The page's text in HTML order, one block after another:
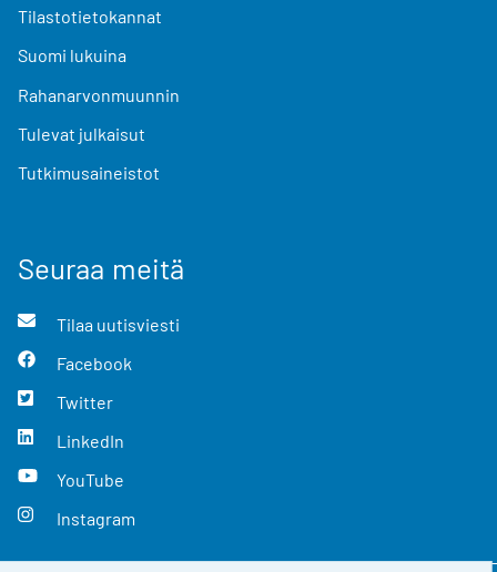
Tilastotietokannat
Suomi lukuina
Rahanarvonmuunnin
Tulevat julkaisut
Tutkimusaineistot
Seuraa meitä
Tilaa uutisviesti
Facebook
Twitter
LinkedIn
YouTube
Instagram